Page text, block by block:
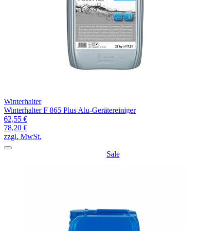
Winterhalter
Winterhalter F 865 Plus Alu-Gerätereiniger
62,55 €
78,20 €
zzgl. MwSt.
Sale